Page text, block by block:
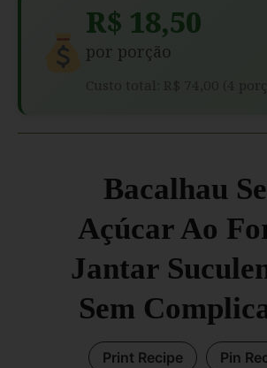
R$ 18,50
por porção
Custo total: R$ 74,00 (4
Bacalhau
Açúcar Ao
Jantar
Sem
Print Recipe Pin